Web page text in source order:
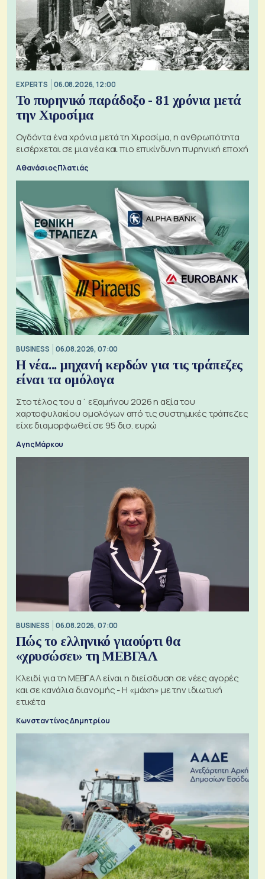
EXPERTS 06.08.2026, 12:00
Το πυρηνικό παράδοξο - 81 χρόνια μετά
την Χιροσίμα
Ογδόντα ένα χρόνια μετά τη Χιροσίμα, η ανθρωπότητα
εισέρχεται σε μια νέα και πιο επικίνδυνη πυρηνική εποχή
Αθανάσιος Πλατιάς
BUSINESS 06.08.2026, 07:00
Η νέα... μηχανή κερδών για τις τράπεζες
είναι τα ομόλογα
Στο τέλος του α΄ εξαμήνου 2026 η αξία του
χαρτοφυλακίου ομολόγων από τις συστημικές τράπεζες
είχε διαμορφωθεί σε 95 δισ. ευρώ
Αγης Μάρκου
BUSINESS 06.08.2026, 07:00
Πώς το ελληνικό γιαούρτι θα
«χρυσώσει» τη ΜΕΒΓΑΛ
Κλειδί για τη ΜΕΒΓΑΛ είναι η διείσδυση σε νέες αγορές
και σε κανάλια διανομής - Η «μάχη» με την ιδιωτική
ετικέτα
Κωνσταντίνος Δημητρίου